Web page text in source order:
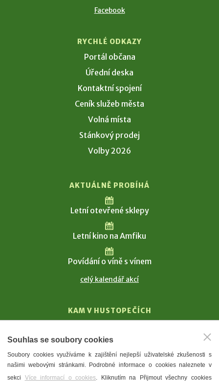
Facebook
RYCHLÉ ODKAZY
Portál občana
Úřední deska
Kontaktní spojení
Ceník služeb města
Volná místa
Stánkový prodej
Volby 2026
AKTUÁLNĚ PROBÍHÁ
Letní otevřené sklepy
Letní kino na Amfiku
Povídání o víně s vínem
celý kalendář akcí
KAM V HUSTOPEČÍCH
T. G. Masaryk
Mandloně
Ubytování
Souhlas se soubory cookies
Soubory cookies využíváme k zajištění nejlepší uživatelské zkušenosti s
našimi webovými stránkami. Podrobné informace o cookies naleznete v
sekci Více informací o cookies. Kliknutím na Přijmout všechny cookies